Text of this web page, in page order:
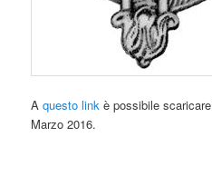
Aquesto link è possibile
Marzo 2016.